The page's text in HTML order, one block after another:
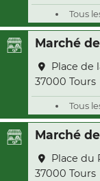
Tous
Marché
Place de
37000 Tours
Tous
Marché
Place du
37000 Tours